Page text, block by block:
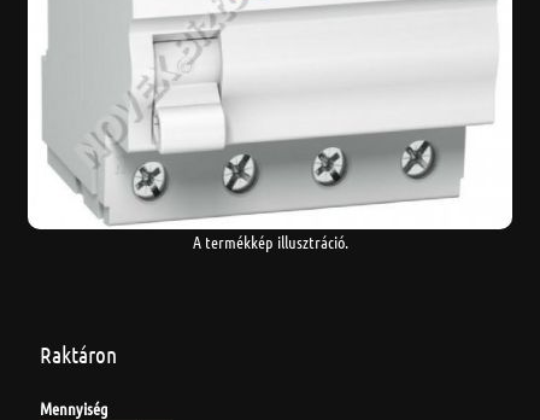
A termékkép illusztráció.
Raktáron
Mennyiség